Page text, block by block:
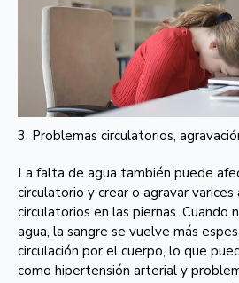
3. Problemas circulatorios,
La falta de agua también puede
circulatorio y crear o agravar
circulatorios en las piernas. Cuando
agua, la sangre se vuelve más
circulación por el cuerpo, lo que
como hipertensión arterial y